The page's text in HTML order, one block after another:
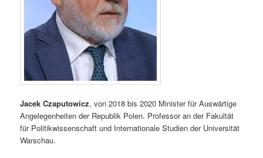
Jacek Czaputowicz, von 2018 bis 2020 Minister für Auswärtige
Angelegenheiten der Republik Polen. Professor an der Fakultät
für Politikwissenschaft und Internationale Studien der Universität
Warschau.